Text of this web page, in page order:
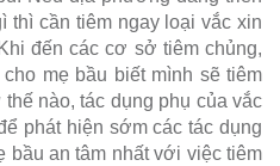
thì cần tiêm ngay loại vắc xin
đến các cơ sở tiêm chủng,
mẹ bầu biết mình sẽ tiêm
nào, tác dụng phụ của vắc
phát hiện sớm các tác dụng
bầu an tâm nhất với việc tiêm